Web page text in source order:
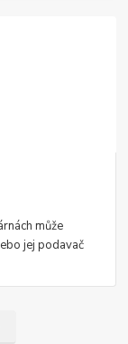
může
jej podavač